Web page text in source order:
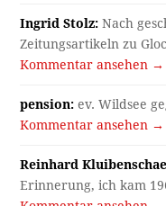
Ingrid Stolz: Nach
Zeitungsartikeln zu
Kommentar ansehen →
pension: ev. Wildsee
Kommentar ansehen →
Reinhard
Erinnerung, ich kam